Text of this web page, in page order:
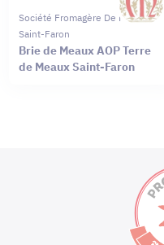
Société Fromagère De Meaux
Saint-Faron
Brie de Meaux AOP Terre
de Meaux Saint-Faron